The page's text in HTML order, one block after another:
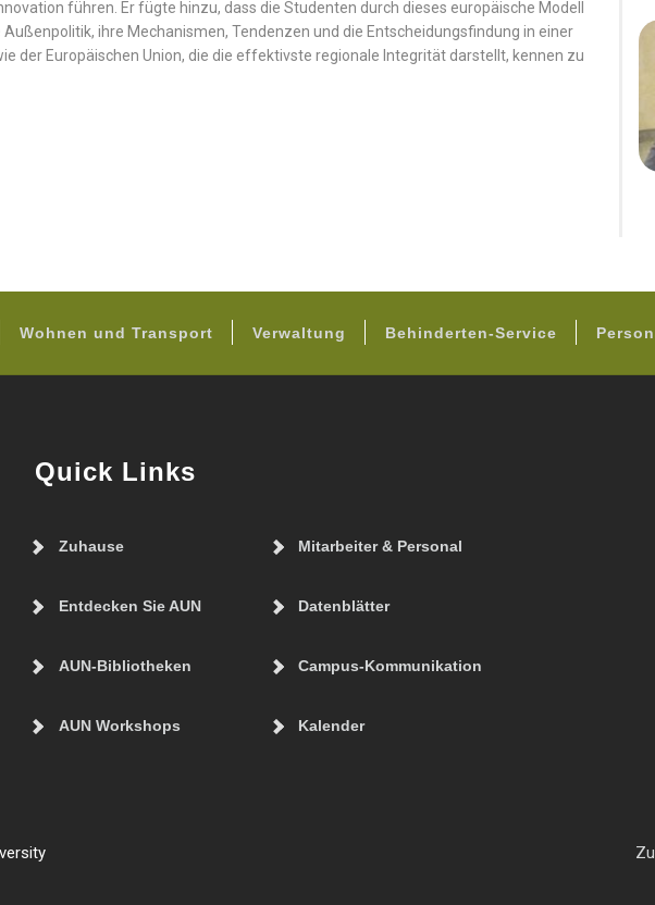
führen. Er fügte hinzu, dass die Studenten durch dieses europäische Modell
ihre Mechanismen, Tendenzen und die Entscheidungsfindung in einer
der Europäischen Union, die die effektivste regionale Integrität darstellt, kennen zu
Wohnen und Transport Verwaltung Behinderten-Service
Quick Links
Zuhause Mitarbeiter & Personal
Entdecken Sie AUN Datenblätter
AUN-Bibliotheken Campus-Kommunikation
AUN Workshops Kalender